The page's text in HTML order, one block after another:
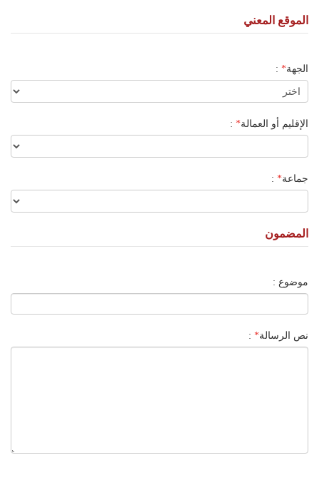
الموقع المعني
الجهة*
:
الإقليم أو العمالة*
:
جماعة*
:
المضمون
موضوع :
نص الرسالة*
: